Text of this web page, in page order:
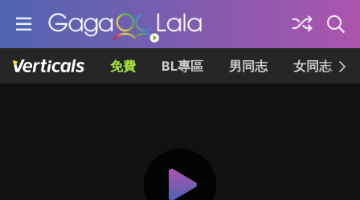
免費 BL專區 男同志 女同志